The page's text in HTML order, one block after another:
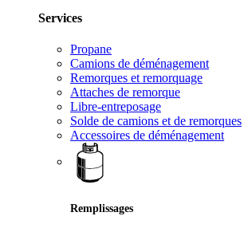
Services
Propane
Camions de déménagement
Remorques et remorquage
Attaches de remorque
Libre-entreposage
Solde de camions et de remorques
Accessoires de déménagement
Remplissages